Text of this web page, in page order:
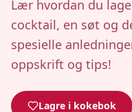
Lær hvordan du
cocktail, en søt og
spesielle
oppskrift og tips!
Lagre i kokebok